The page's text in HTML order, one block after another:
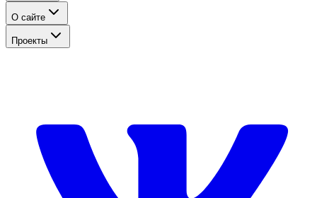
О сайте
Проекты